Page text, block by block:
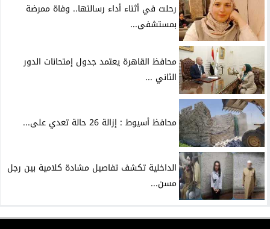
رحلت في أثناء أداء رسالتها.. وفاة ممرضة
بمستشفى...
محافظ القاهرة يعتمد جدول إمتحانات الدور
الثاني ...
محافظ أسيوط : إزالة 26 حالة تعدي على...
الداخلية تكشف تفاصيل مشادة كلامية بين رجل
مسن...